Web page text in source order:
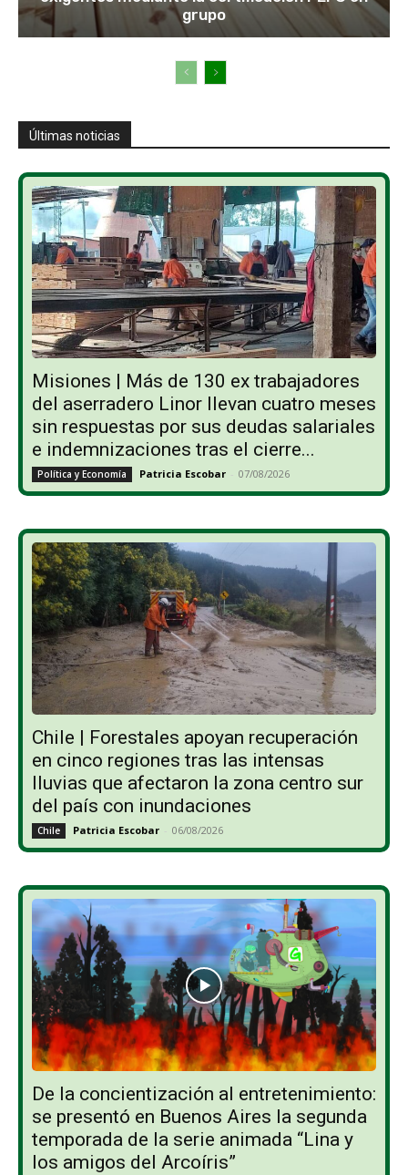
grupo
Últimas noticias
Misiones | Más de 130 ex trabajadores
del aserradero Linor llevan cuatro meses
sin respuestas por sus deudas salariales
e indemnizaciones tras el cierre...
Política y Economía Patricia Escobar - 07/08/2026
Chile | Forestales apoyan recuperación
en cinco regiones tras las intensas
lluvias que afectaron la zona centro sur
del país con inundaciones
Chile Patricia Escobar - 06/08/2026
De la concientización al entretenimiento:
se presentó en Buenos Aires la segunda
temporada de la serie animada “Lina y
los amigos del Arcoíris”